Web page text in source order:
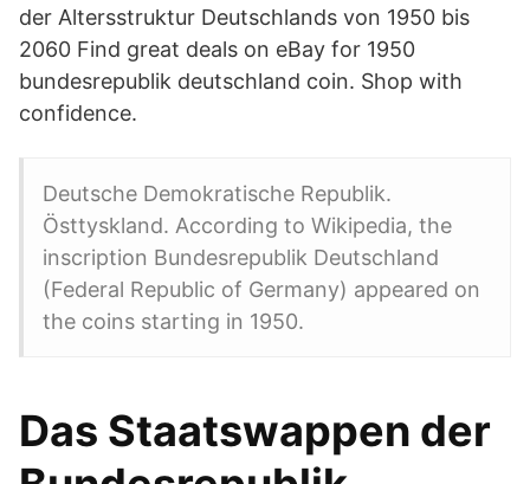
der Altersstruktur Deutschlands von 1950 bis
2060 Find great deals on eBay for 1950
bundesrepublik deutschland coin. Shop with
confidence.
Deutsche Demokratische Republik.
Östtyskland. According to Wikipedia, the
inscription Bundesrepublik Deutschland
(Federal Republic of Germany) appeared on
the coins starting in 1950.
Das Staatswappen der